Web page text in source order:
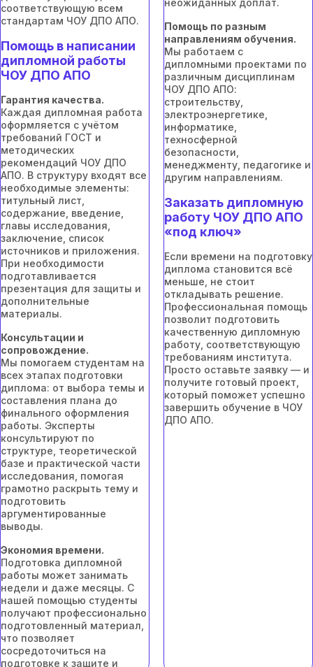
соответствующую всем
стандартам ЧОУ ДПО АПО.
Помощь в написании
дипломной работы
ЧОУ ДПО АПО
Гарантия качества.
Каждая дипломная работа
оформляется с учётом
требований ГОСТ и
методических
рекомендаций ЧОУ ДПО
АПО. В структуру входят все
необходимые элементы:
титульный лист,
содержание, введение,
главы исследования,
заключение, список
источников и приложения.
При необходимости
подготавливается
презентация для защиты и
дополнительные
материалы.
Консультации и
сопровождение.
Мы помогаем студентам на
всех этапах подготовки
диплома: от выбора темы и
составления плана до
финального оформления
работы. Эксперты
консультируют по
структуре, теоретической
базе и практической части
исследования, помогая
грамотно раскрыть тему и
подготовить
аргументированные
выводы.
Экономия времени.
Подготовка дипломной
работы может занимать
недели и даже месяцы. С
нашей помощью студенты
получают профессионально
подготовленный материал,
что позволяет
сосредоточиться на
подготовке к защите и
неожиданных доплат.
Помощь по разным
направлениям обучения.
Мы работаем с
дипломными проектами по
различным дисциплинам
ЧОУ ДПО АПО:
строительству,
электроэнергетике,
информатике,
техносферной
безопасности,
менеджменту, педагогике и
другим направлениям.
Заказать дипломную
работу ЧОУ ДПО АПО
«под ключ»
Если времени на подготовку
диплома становится всё
меньше, не стоит
откладывать решение.
Профессиональная помощь
позволит подготовить
качественную дипломную
работу, соответствующую
требованиям института.
Просто оставьте заявку — и
получите готовый проект,
который поможет успешно
завершить обучение в ЧОУ
ДПО АПО.